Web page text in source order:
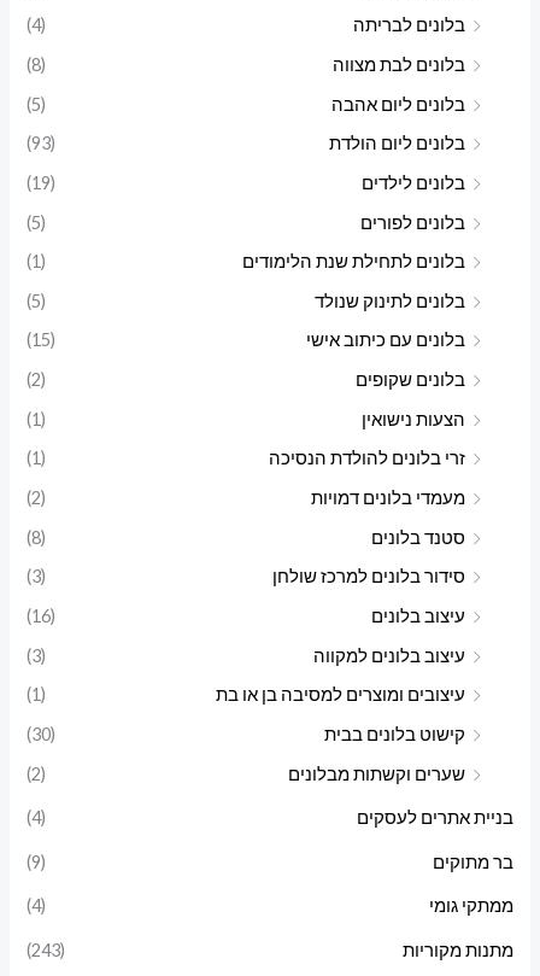
בלונים לבריתה
(4)
בלונים לבת מצווה
(8)
בלונים ליום אהבה
(5)
בלונים ליום הולדת
(93)
בלונים לילדים
(19)
בלונים לפורים
(5)
בלונים לתחילת שנת הלימודים
(1)
בלונים לתינוק שנולד
(5)
בלונים עם כיתוב אישי
(15)
בלונים שקופים
(2)
הצעות נישואין
(1)
זרי בלונים להולדת הנסיכה
(1)
מעמדי בלונים דמויות
(2)
סטנד בלונים
(8)
סידור בלונים למרכז שולחן
(3)
עיצוב בלונים
(16)
עיצוב בלונים למקווה
(3)
עיצובים ומוצרים למסיבה בן או בת
(1)
קישוט בלונים בבית
(30)
שערים וקשתות מבלונים
(2)
בניית אתרים לעסקים (4)
בר מתוקים (9)
ממתקי גומי (4)
מתנות מקוריות
(243)